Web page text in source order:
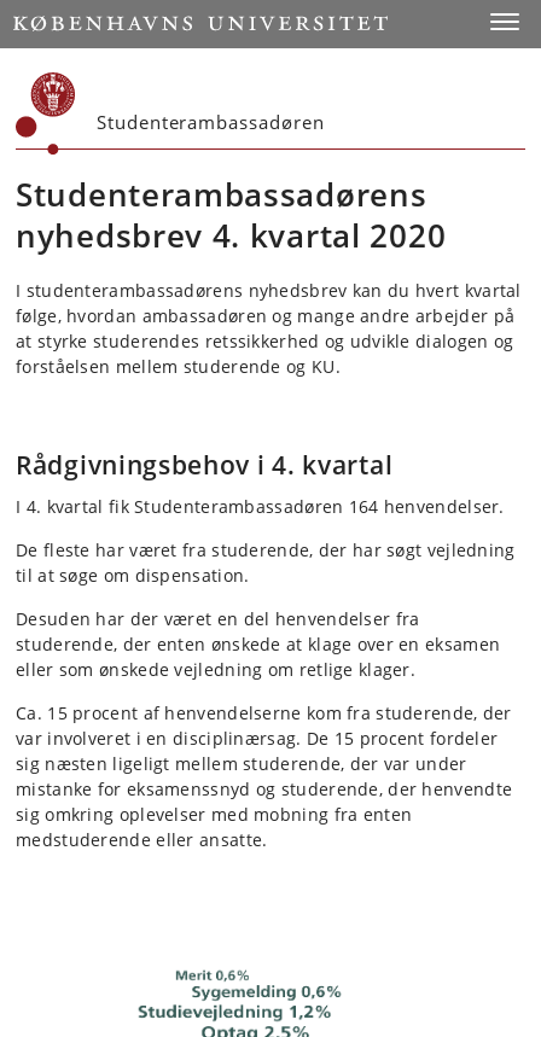
Start
Studenterambassadøren
Studenterambassadørens
nyhedsbrev 4. kvartal 2020
I studenterambassadørens nyhedsbrev kan du hvert kvartal
følge, hvordan ambassadøren og mange andre arbejder på
at styrke studerendes retssikkerhed og udvikle dialogen og
forståelsen mellem studerende og KU.
Rådgivningsbehov i 4. kvartal
I 4. kvartal fik Studenterambassadøren 164 henvendelser.
De fleste har været fra studerende, der har søgt vejledning
til at søge om dispensation.
Desuden har der været en del henvendelser fra
studerende, der enten ønskede at klage over en eksamen
eller som ønskede vejledning om retlige klager.
Ca. 15 procent af henvendelserne kom fra studerende, der
var involveret i en disciplinærsag. De 15 procent fordeler
sig næsten ligeligt mellem studerende, der var under
mistanke for eksamenssnyd og studerende, der henvendte
sig omkring oplevelser med mobning fra enten
medstuderende eller ansatte.